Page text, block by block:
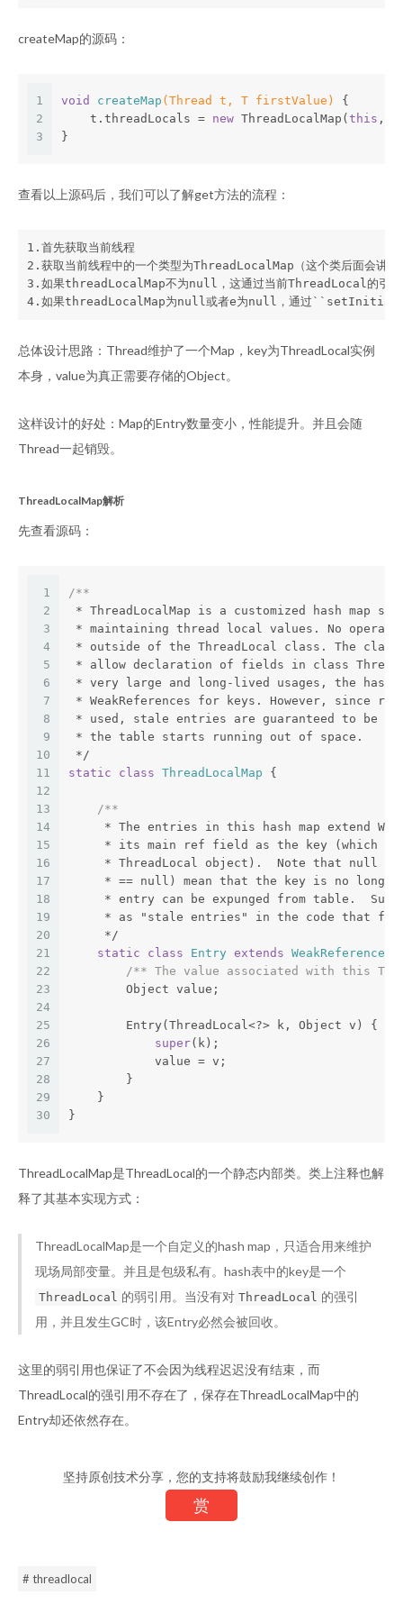
createMap的源码：
1
2
3
void createMap (Thread t, T firstValue)
{
    t.threadLocals =
new ThreadLocalMap( this ,
}
查看以上源码后，我们可以了解get方法的流程：
1.首先获取当前线程
2.获取当前线程中的一个类型为ThreadLocalMap（这个类后面会讲
3.如果threadLocalMap不为null，这通过当前ThreadLocal的引
总体设计思路：Thread维护了一个Map，key为ThreadLocal实例
本身，value为真正需要存储的Object。
这样设计的好处：Map的Entry数量变小，性能提升。并且会随
Thread一起销毁。
ThreadLocalMap解析
先查看源码：
1
2
3
4
5
6
7
8
9
10
11
12
13
14
15
16
17
18
19
20
21
22
23
24
25
26
27
28
29
30
/**
* ThreadLocalMap is a customized hash map
* maintaining thread local values. No
* outside of the ThreadLocal class. The
* allow declaration of fields in class
* very large and long-lived usages, the hash
* WeakReferences for keys. However, since
* used, stale entries are guaranteed to be
* the table starts running out of space.
*/
static
class ThreadLocalMap {
/**
* The entries in this hash map extend
* its main ref field as the key (which is
* ThreadLocal object).  Note that null
* == null) mean that the key is no
* entry can be expunged from table.
* as "stale entries" in the code that
     */
static
class Entry extends WeakReference
/** The value associated with this
        Object value;
        Entry(ThreadLocal<?> k, Object v) {
super(k);
            value = v;
        }
    }
}
ThreadLocalMap是ThreadLocal的一个静态内部类。类上注释也解
释了其基本实现方式：
ThreadLocalMap是一个自定义的hash map，只适合用来维护
现场局部变量。并且是包级私有。hash表中的key是一个
ThreadLocal 的弱引用。当没有对 ThreadLocal 的强引
用，并且发生GC时，该Entry必然会被回收。
这里的弱引用也保证了不会因为线程迟迟没有结束，而
ThreadLocal的强引用不存在了，保存在ThreadLocalMap中的
Entry却还依然存在。
坚持原创技术分享，您的支持将鼓励我继续创作！
赏
# threadlocal